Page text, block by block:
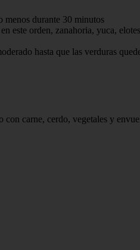
menos durante 30 minutos
este orden, zanahoria, yuca,
hasta que las verduras
carne, cerdo, vegetales y